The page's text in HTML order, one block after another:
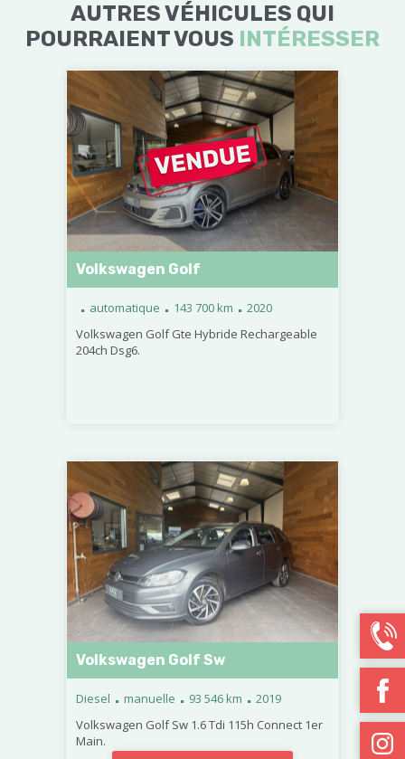
AUTRES VÉHICULES QUI
POURRAIENT VOUS INTÉRESSER
Volkswagen Golf
. automatique . 143 700 km . 2020
Volkswagen Golf Gte Hybride Rechargeable
204ch Dsg6.
Volkswagen Golf Sw
Diesel . manuelle . 93 546 km . 2019
Volkswagen Golf Sw 1.6 Tdi 115h Connect 1er
Main.